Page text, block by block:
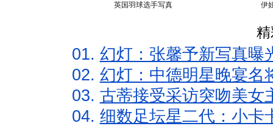
英国羽球选手写真 伊
01. 幻灯：张馨予新写真曝
02. 幻灯：中德明星晚宴名
03. 古蒂接受采访突吻美女
04. 细数足坛星二代：小卡